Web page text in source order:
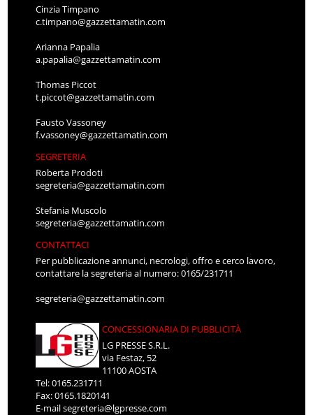
Cinzia Timpano
c.timpano@gazzettamatin.com
Arianna Papalia
a.papalia@gazzettamatin.com
Thomas Piccot
t.piccot@gazzettamatin.com
Fausto Vassoney
f.vassoney@gazzettamatin.com
SEGRETERIA
Roberta Prodoti
segreteria@gazzettamatin.com
Stefania Muscolo
segreteria@gazzettamatin.com
CONTATTACI
Per pubblicazione annunci, necrologi, offro e cerco lavoro,
contattare la segreteria al numero: 0165/231711
segreteria@gazzettamatin.com
CONCESSIONARIA DI PUBBLICITÀ
LG PRESSE S.R.L.
via Festaz, 52
11100 AOSTA
Tel: 0165.231711
Fax: 0165.1820141
E-mailsegreteria@lgpresse.com